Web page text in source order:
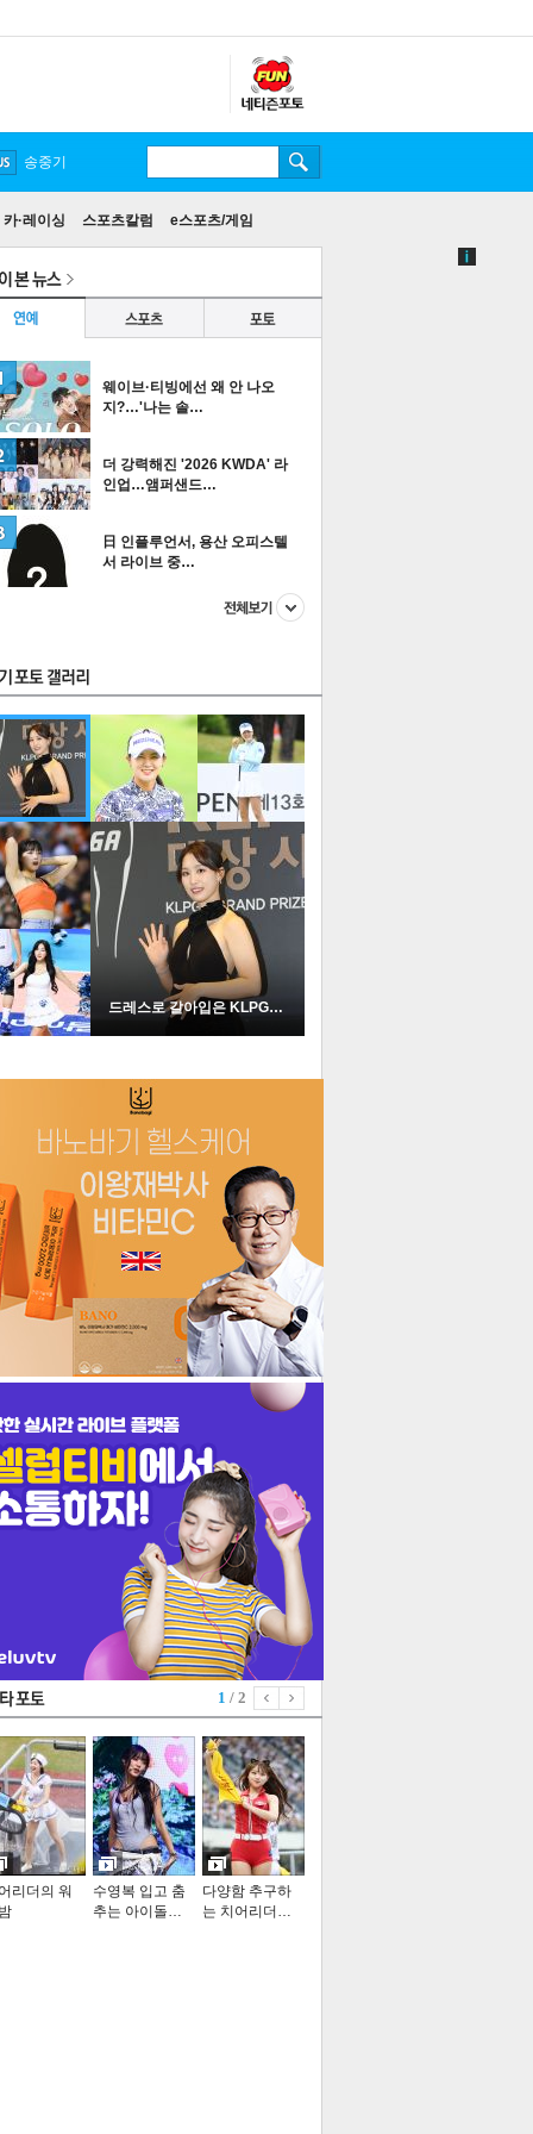
카·레이싱 스포츠칼럼 e스포츠/게임
송중기
본 뉴스
스포츠 포토
웨이브·티빙에선 왜 안 나오
지?…'나는 솔…
더 강력해진 '2026 KWDA' 라
인업…앰퍼샌드…
日 인플루언서, 용산 오피스텔
서 라이브 중…
더보기
포토
드레스로 갈아입은 KLPGA …
1 / 2
리더의 워
수영복 입고 춤
추는 아이돌…
다양함 추구하
는 치어리더…